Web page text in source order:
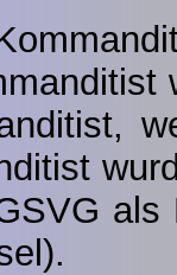
als